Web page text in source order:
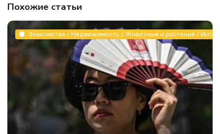
Похожие статьи
Знакомства / Недвижимость / Животные и растения /